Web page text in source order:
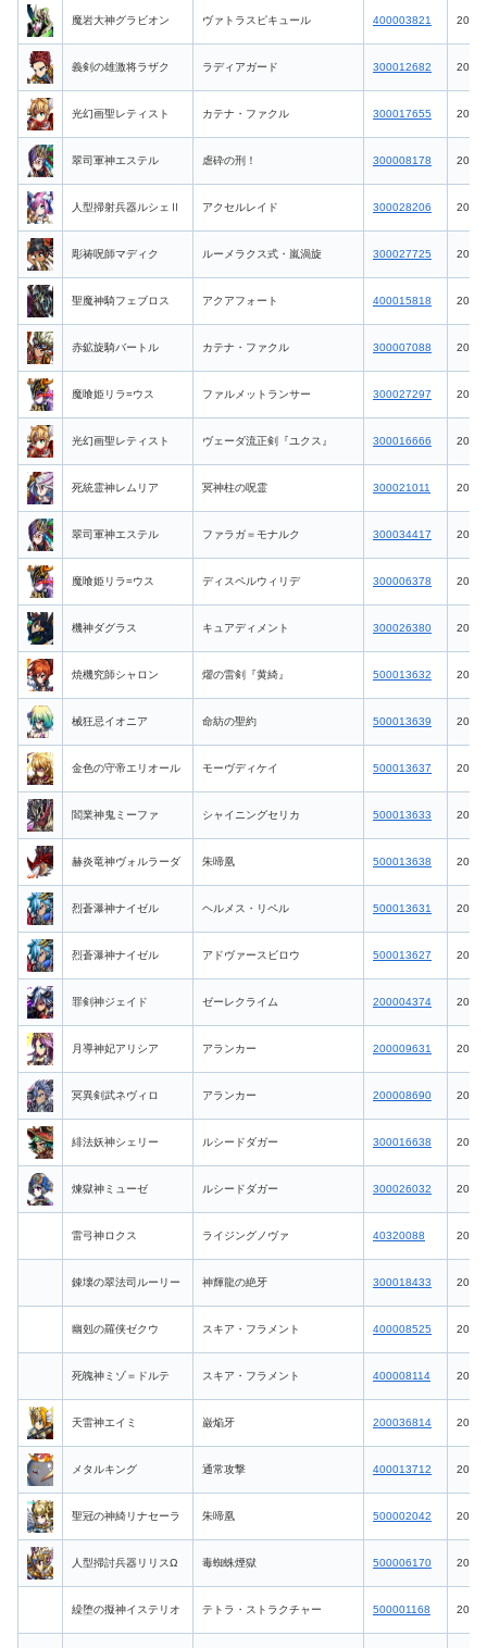
魔岩大神グラビオン ヴァトラスピキュール 400003821
義剣の雄激将ラザク ラディアガード 300012682
光幻画聖レティスト カテナ・ファクル 300017655
翠司軍神エステル 虐砕の刑！ 300008178
人型掃射兵器ルシェⅡ アクセルレイド 300028206
彫祷呪師マディク ルーメラクス式・嵐渦旋 300027725
聖魔神騎フェブロス アクアフォート 400015818
赤鉱旋騎バートル カテナ・ファクル 300007088
魔喰姫リラ=ウス ファルメットランサー 300027297
光幻画聖レティスト ヴェーダ流正剣『ユクス』 300016666
死統霊神レムリア 冥神柱の呪霊 300021011
翠司軍神エステル ファラガ＝モナルク 300034417
魔喰姫リラ=ウス ディスペルウィリデ 300006378
機神ダグラス キュアディメント 300026380
焼機究師シャロン 燿の雷剣『黄綺』 500013632
械狂忌イオニア 命紡の聖約 500013639
金色の守帝エリオール モーヴディケイ 500013637
閻業神鬼ミーファ シャイニングセリカ 500013633
赫炎竜神ヴォルラーダ 朱啼凰 500013638
烈蒼瀑神ナイゼル ヘルメス・リペル 500013631
烈蒼瀑神ナイゼル アドヴァースビロウ 500013627
罪剣神ジェイド ゼーレクライム 200004374
月導神妃アリシア アランカー 200009631
冥異剣武ネヴィロ アランカー 200008690
緋法妖神シェリー ルシードダガー 300016638
煉獄神ミューゼ ルシードダガー 300026032
雷弓神ロクス ライジングノヴァ 40320088
錬壊の翠法司ルーリー 神輝龍の絶牙 300018433
幽剋の羅侠ゼクウ スキア・フラメント 400008525
死魄神ミゾ＝ドルテ スキア・フラメント 400008114
天雷神エイミ 巌焔牙 200036814
メタルキング 通常攻撃 400013712
聖冠の神綺リナセーラ 朱啼凰 500002042
人型掃討兵器リリスΩ 毒蜘蛛煙獄 500006170
繰堕の擬神イステリオ テトラ・ストラクチャー 500001168